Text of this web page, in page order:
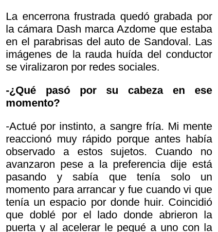
La encerrona frustrada quedó grabada por
la cámara Dash marca Azdome que estaba
en el parabrisas del auto de Sandoval. Las
imágenes de la rauda huída del conductor
se viralizaron por redes sociales.
-¿Qué pasó por su cabeza en ese
momento?
-Actué por instinto, a sangre fría. Mi mente
reaccionó muy rápido porque antes había
observado a estos sujetos. Cuando no
avanzaron pese a la preferencia dije está
pasando y sabía que tenía solo un
momento para arrancar y fue cuando vi que
tenía un espacio por donde huir. Coincidió
que doblé por el lado donde abrieron la
puerta y al acelerar le pegué a uno con la